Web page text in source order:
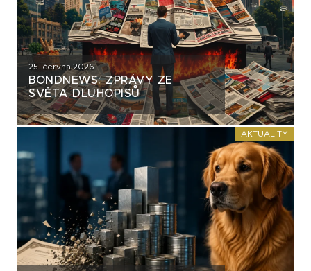
25. června 2026
BONDNEWS: ZPRÁVY ZE
SVĚTA DLUHOPISŮ
AKTUALITY